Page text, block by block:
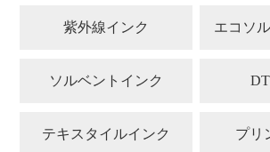
紫外線インク エコソ
ソルベントインク
テキスタイルインク プリ